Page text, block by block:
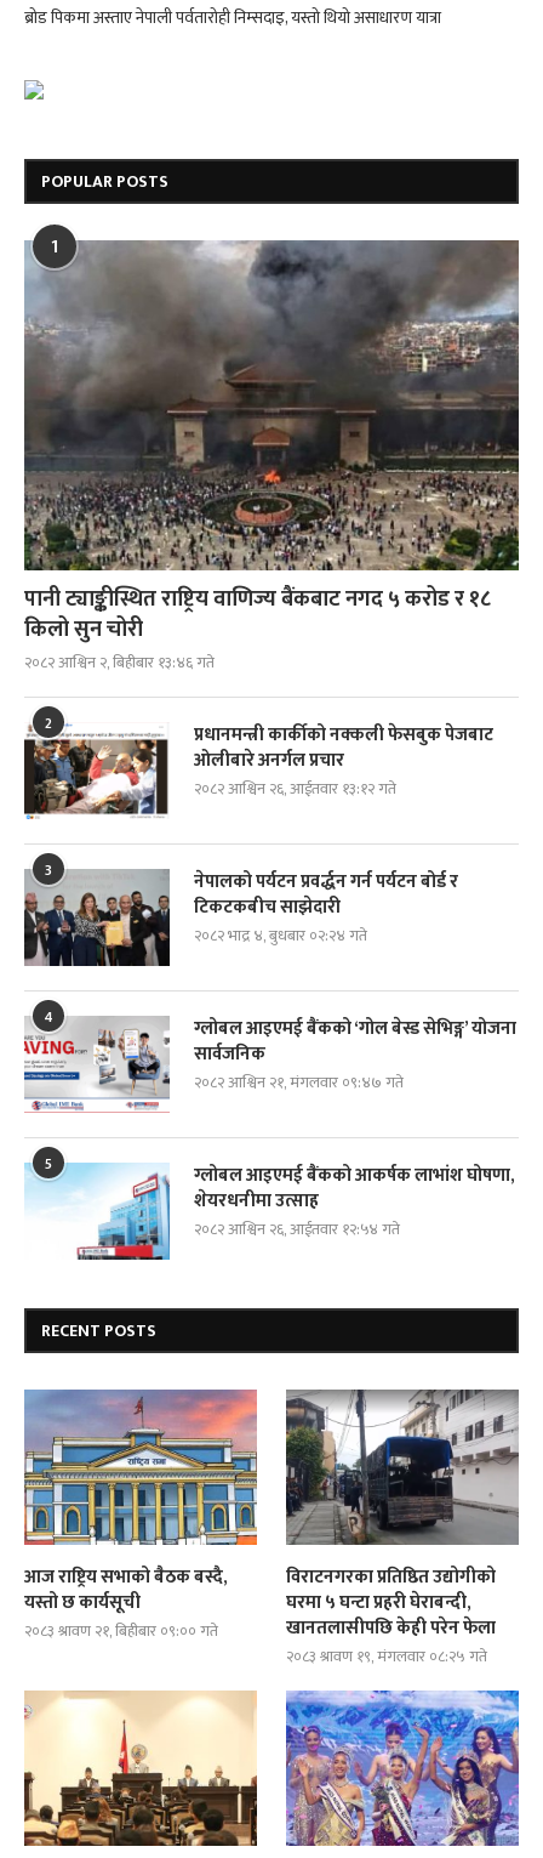
ब्रोड पिकमा अस्ताए नेपाली पर्वतारोही निम्सदाइ, यस्तो थियो असाधारण यात्रा
POPULAR POSTS
1
पानी ट्याङ्कीस्थित राष्ट्रिय वाणिज्य बैंकबाट नगद ५ करोड र १८
किलो सुन चोरी
२०८२ आश्विन २, बिहीबार १३:४६ गते
2
प्रधानमन्त्री कार्कीको नक्कली फेसबुक पेजबाट
ओलीबारे अनर्गल प्रचार
२०८२ आश्विन २६, आईतवार १३:१२ गते
3
नेपालको पर्यटन प्रवर्द्धन गर्न पर्यटन बोर्ड र
टिकटकबीच साझेदारी
२०८२ भाद्र ४, बुधबार ०२:२४ गते
4
ग्लोबल आइएमई बैंकको ‘गोल बेस्ड सेभिङ्ग’ योजना
सार्वजनिक
२०८२ आश्विन २१, मंगलवार ०९:४७ गते
5
ग्लोबल आइएमई बैंकको आकर्षक लाभांश घोषणा,
शेयरधनीमा उत्साह
२०८२ आश्विन २६, आईतवार १२:५४ गते
RECENT POSTS
आज राष्ट्रिय सभाको बैठक बस्दै,
यस्तो छ कार्यसूची
२०८३ श्रावण २१, बिहीबार ०९:०० गते
विराटनगरका प्रतिष्ठित उद्योगीको
घरमा ५ घन्टा प्रहरी घेराबन्दी,
खानतलासीपछि केही परेन फेला
२०८३ श्रावण १९, मंगलवार ०८:२५ गते